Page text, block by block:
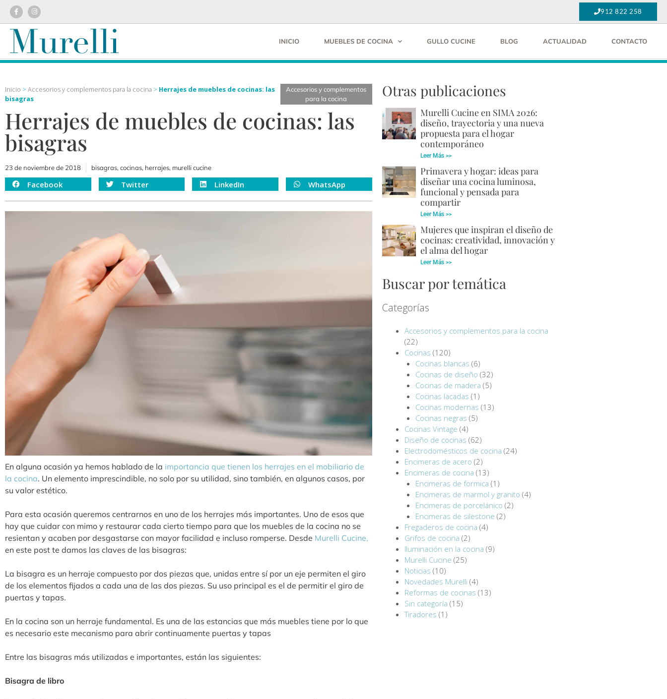
912 822 258
INICIO MUEBLES DE COCINA GULLO CUCINE BLOG ACTUALIDAD CONTACTO
Inicio > Accesorios y complementos para la cocina > Herrajes de muebles de cocinas: las
bisagras
Accesorios y complementos
para la cocina
Herrajes de muebles de cocinas: las
bisagras
23 de noviembre de 2018 bisagras, cocinas, herrajes, murelli cucine
Facebook Twitter LinkedIn WhatsApp
En alguna ocasión ya hemos hablado de la importancia que tienen los herrajes en el mobiliario de
la cocina. Un elemento imprescindible, no solo por su utilidad, sino también, en algunos casos, por
su valor estético.
Para esta ocasión queremos centrarnos en uno de los herrajes más importantes. Uno de esos que
hay que cuidar con mimo y restaurar cada cierto tiempo para que los muebles de la cocina no se
resientan y acaben por desgastarse con mayor facilidad e incluso romperse. Desde Murelli Cucine,
en este post te damos las claves de las bisagras:
La bisagra es un herraje compuesto por dos piezas que, unidas entre sí por un eje permiten el giro
de los elementos fijados a cada una de las dos piezas. Su uso principal es el de permitir el giro de
puertas y tapas.
En la cocina son un herraje fundamental. Es una de las estancias que más muebles tiene por lo que
es necesario este mecanismo para abrir continuamente puertas y tapas
Entre las bisagras más utilizadas e importantes, están las siguientes:
Bisagra de libro
Otras publicaciones
Murelli Cucine en SIMA 2026:
diseño, trayectoria y una nueva
propuesta para el hogar
contemporáneo
Leer Más >>
Primavera y hogar: ideas para
diseñar una cocina luminosa,
funcional y pensada para
compartir
Leer Más >>
Mujeres que inspiran el diseño de
cocinas: creatividad, innovación y
el alma del hogar
Leer Más >>
Buscar por temática
Categorías
Accesorios y complementos para la cocina
(22)
Cocinas (120)
Cocinas blancas (6)
Cocinas de diseño (32)
Cocinas de madera (5)
Cocinas lacadas (1)
Cocinas modernas (13)
Cocinas negras (5)
Cocinas Vintage (4)
Diseño de cocinas (62)
Electrodomésticos de cocina (24)
Encimeras de acero (2)
Encimeras de cocina (13)
Encimeras de formica (1)
Encimeras de marmol y granito (4)
Encimeras de porcelánico (2)
Encimeras de silestone (2)
Fregaderos de cocina (4)
Grifos de cocina (2)
Iluminación en la cocina (9)
Murelli Cucine (25)
Noticias (10)
Novedades Murelli (4)
Reformas de cocinas (13)
Sin categoría (15)
Tiradores (1)